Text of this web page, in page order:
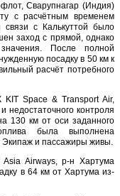
Сварупнагар (Индия)
с расчётным временем
с Калькуттой было
заход с прямой, однако
После полной
посадку в 50 км к
расчёт потребного
Space & Transport Air,
контроля
130 км от оси заданного
была выполнена
Экипаж и пассажиры живы.
Airways, р-н Хартума
в 64 км от Хартума из-